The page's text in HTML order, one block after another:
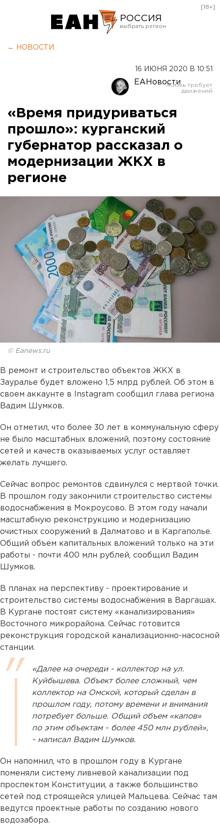
РОССИЯ
Оренбург
[18+]
← НОВОСТИ
16 ИЮНЯ 2020 В 10:51
ЕАНовости
«Время придуриваться
прошло»: курганский
губернатор рассказал о
модернизации ЖКХ в
регионе
© Eanews.ru
В ремонт и строительство объектов ЖКХ в
Зауралье будет вложено 1,5 млрд рублей. Об этом в
своем аккаунте в Instagram сообщил глава региона
Вадим Шумков.
Он отметил, что более 30 лет в коммунальную сферу
не было масштабных вложений, поэтому состояние
сетей и качеств оказываемых услуг оставляет
желать лучшего.
Сейчас вопрос ремонтов сдвинулся с мертвой точки.
В прошлом году закончили строительство системы
водоснабжения в Мокроусово. В этом году начали
масштабную реконструкцию и модернизацию
очистных сооружений в Далматово и в Каргаполье.
Общий объем капитальных вложений только на эти
работы - почти 400 млн рублей, сообщил Вадим
Шумков.
В планах на перспективу - проектирование и
строительство системы водоснабжения в Варгашах.
В Кургане постоят систему «канализирования»
Восточного микрорайона. Сейчас готовится
реконструкция городской канализационно-насосной
станции. ⠀
«Далее на очереди - коллектор на ул.
Куйбышева. Объект более сложный, чем
коллектор на Омской, который сделан в
прошлом году, потому времени и внимания
потребует больше. Общий объем «капов»
по этим объектам - более 450 млн рублей»,
- написал Вадим Шумков.
Он напомнил, что в прошлом году в Кургане
поменяли систему ливневой канализации под
проспектом Конституции, а также большинство
сетей под строящейся улицей Мальцева. Сейчас там
ведутся проектные работы по созданию нового
водозабора.